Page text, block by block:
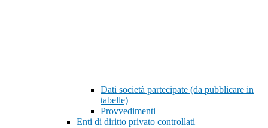
Dati società partecipate (da pubblicare in
tabelle)
Provvedimenti
Enti di diritto privato controllati